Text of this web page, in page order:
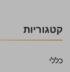
קטגוריות
כללי